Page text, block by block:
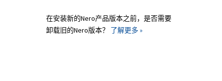
在安装新的Nero产品版本之前，是否需要
卸载旧的Nero版本？
了解更多 »